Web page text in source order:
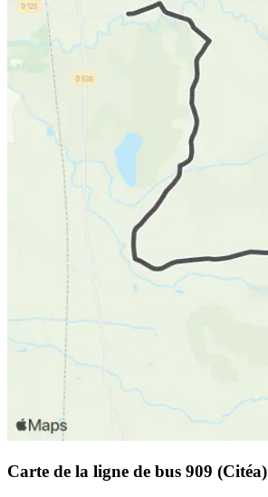
Carte de la ligne de bus 909 (Citéa)